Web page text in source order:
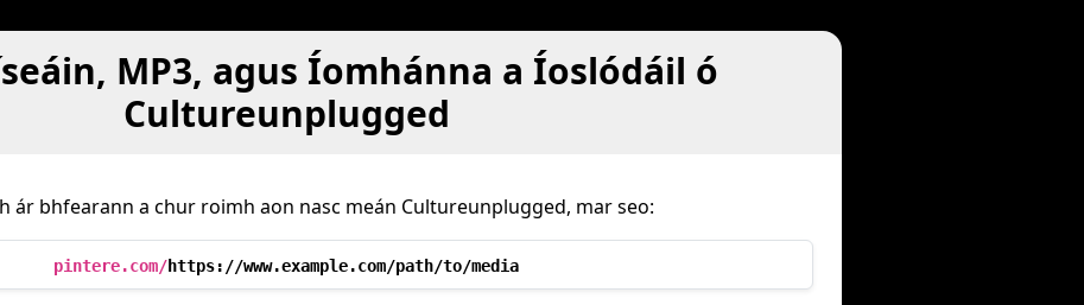
MP3, agus Íomhánna a Íoslódáil ó
Cultureunplugged
ár bhfearann a chur roimh aon nasc meán Cultureunplugged, mar seo:
pintere.com/https://www.example.com/path/to/media